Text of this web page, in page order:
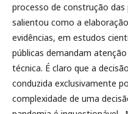
processo de construção das
salientou como a
evidências, em estudos
públicas demandam
técnica. É claro que a
conduzida exclusivamente
complexidade de uma